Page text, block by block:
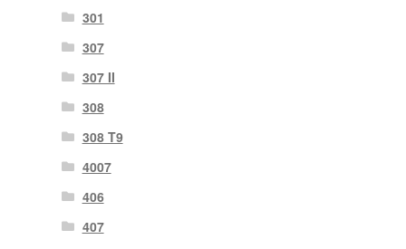
301
307
307 II
308
308 T9
4007
406
407